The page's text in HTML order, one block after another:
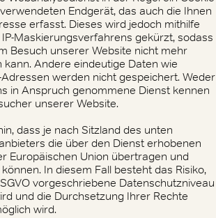
Endgerät, das auch die Ihnen
erfasst. Dieses wird jedoch mithilfe
Maskierungsverfahrens gekürzt, sodass
Besuch unserer Website nicht mehr
Andere eindeutige Daten wie
werden nicht gespeichert. Weder
in Anspruch genommene Dienst kennen
unserer Website.
dass je nach Sitzland des unten
die über den Dienst erhobenen
Europäischen Union übertragen und
In diesem Fall besteht das Risiko,
vorgeschriebene Datenschutzniveau
und die Durchsetzung Ihrer Rechte
wird.